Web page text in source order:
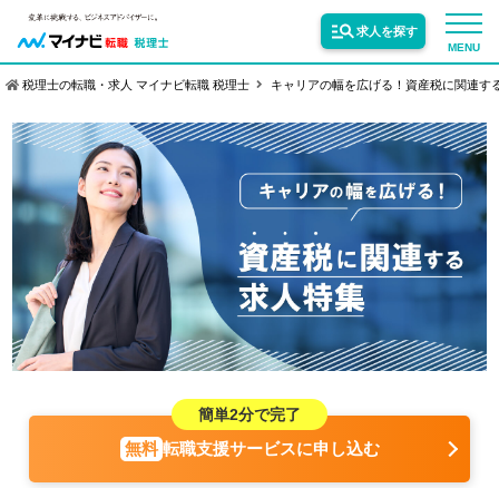
MENU
求人を探す
サービス紹介
転職お役立ち情報
業界情報
求人情報
税理士の転職・求人 マイナビ転職 税理士 キャリアの幅を広げる！資産税に関連す
簡単2分で完了
転職支援サービスに申し込む